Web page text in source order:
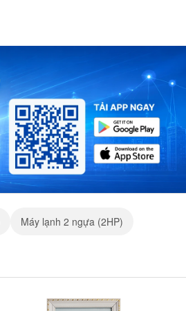
Máy lạnh 2 ngựa (2HP)